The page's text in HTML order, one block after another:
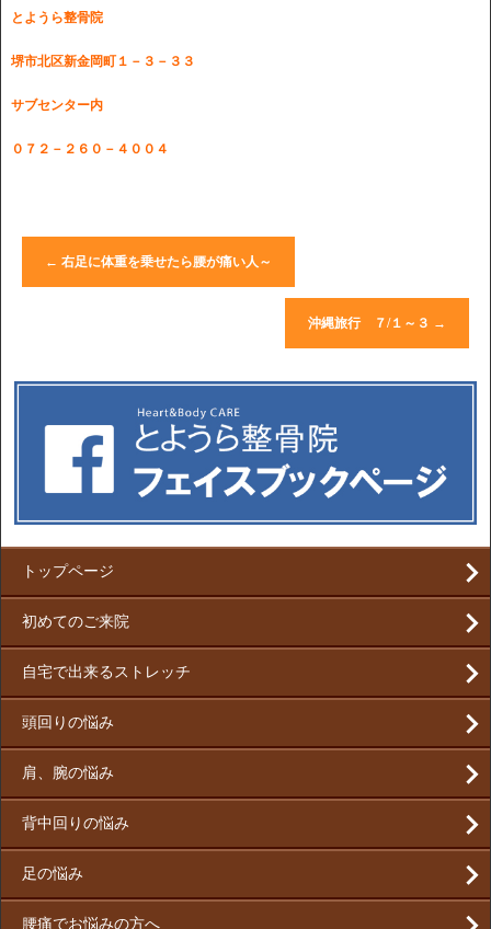
とようら整骨院
堺市北区新金岡町１－３－３３
サブセンター内
０７２－２６０－４００４
← 右足に体重を乗せたら腰が痛い人～
沖縄旅行 ７/１～３ →
トップページ
初めてのご来院
自宅で出来るストレッチ
頭回りの悩み
肩、腕の悩み
背中回りの悩み
足の悩み
腰痛でお悩みの方へ